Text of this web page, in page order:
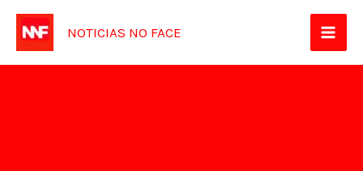
para
NOTICIAS NO FACE